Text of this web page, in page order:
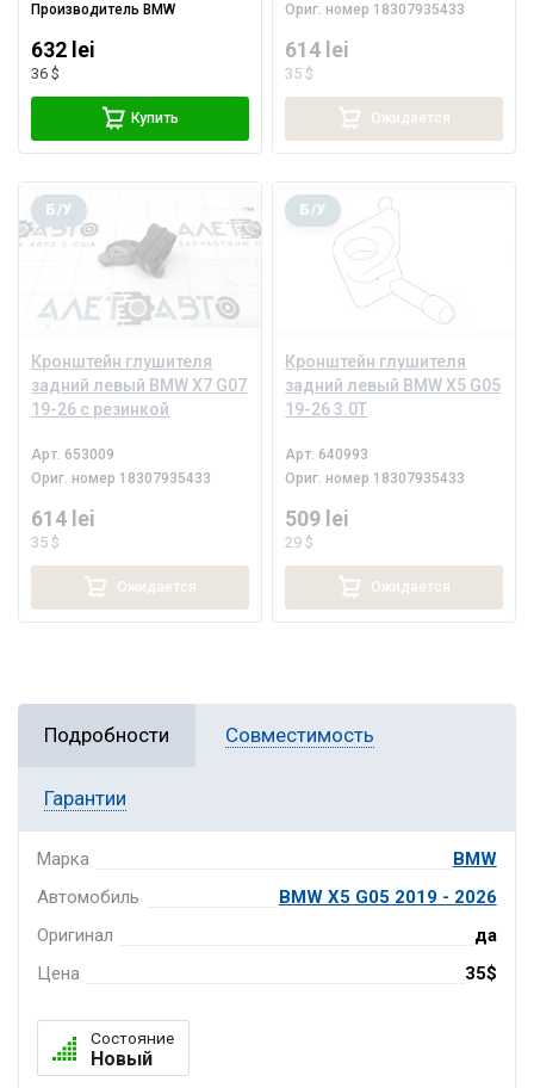
Производитель BMW
632 lei
36 $
Купить
Ориг. номер 18307935433
614 lei
35 $
Ожидается
Кронштейн глушителя
задний левый BMW X7 G07
19-26 с резинкой
Б/У
Арт. 653009
Ориг. номер 18307935433
614 lei
35 $
Ожидается
Кронштейн глушителя
задний левый BMW X5 G05
19-26 3.0T
Б/У
Арт. 640993
Ориг. номер 18307935433
509 lei
29 $
Ожидается
Подробности Совместимость
Гарантии
Марка
BMW
Автомобиль
BMW X5 G05 2019 - 2026
Оригинал
да
Цена
35$
Состояние
Новый